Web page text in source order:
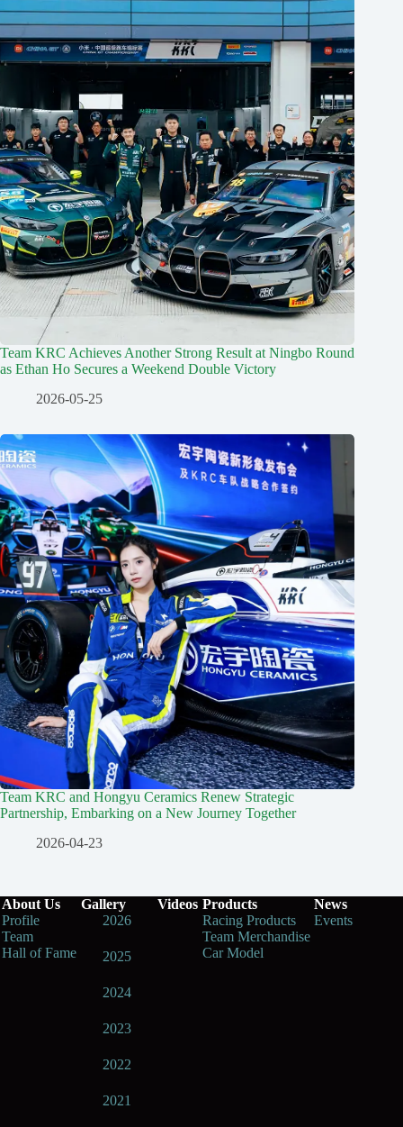
Team KRC Achieves Another Strong Result at Ningbo Round
as Ethan Ho Secures a Weekend Double Victory
2026-05-25
Team KRC and Hongyu Ceramics Renew Strategic
Partnership, Embarking on a New Journey Together
2026-04-23
About Us
Profile
Team
Hall of Fame
Gallery
2026
2025
2024
2023
2022
2021
Videos Products
Racing Products
Team Merchandise
Car Model
News
Events